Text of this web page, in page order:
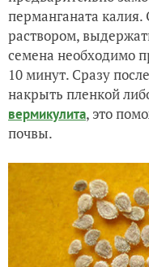
перманганата калия.
раствором,
семена необходимо
10 минут. Сразу
накрыть пленкой
вермикулита, это
почвы.